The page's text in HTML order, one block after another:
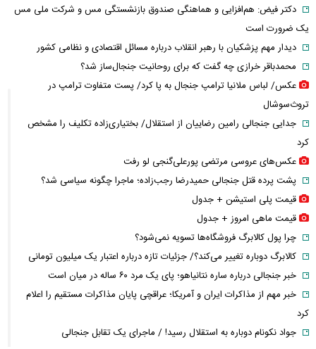
دکتر فیض: هم‌افزایی و هماهنگی صندوق بازنشستگی مس و شرکت ملی مس
یک ضرورت است
دیدار مهم پزشکیان با رهبر انقلاب درباره مسائل اقتصادی و نظامی کشور
محمدباقر خرازی چه گفت که برای روحانیت جنجال‌ساز شد؟
عکس/ لباس ملانیا ترامپ جنجال به پا کرد/ پست متفاوت ترامپ در
تروث‌سوشال
جدایی جنجالی رامین رضاییان از استقلال/ بختیاری‌زاده تکلیف را مشخص
کرد
عکس‌های عروسی مرتضی پورعلی‌گنجی لو رفت
پشت پرده قتل جنجالی حمیدرضا رجب‌زاده؛ ماجرا چگونه سیاسی شد؟
قیمت پلی استیشن + جدول
قیمت ماهی امروز + جدول
چرا پول کالابرگ فروشگاه‌ها تسویه نمی‌شود؟
کالابرگ دوباره تغییر می‌کند؟/ جزئیات تازه درباره اعتبار یک میلیون تومانی
خبر جنجالی درباره ساره نتانیاهو؛ پای یک مرد ۶۰ ساله در میان است
خبر مهم از مذاکرات ایران و آمریکا؛ عراقچی پایان مذاکرات مستقیم را اعلام
کرد
جواد نکونام دوباره به استقلال رسید! / ماجرای یک تقابل جنجالی